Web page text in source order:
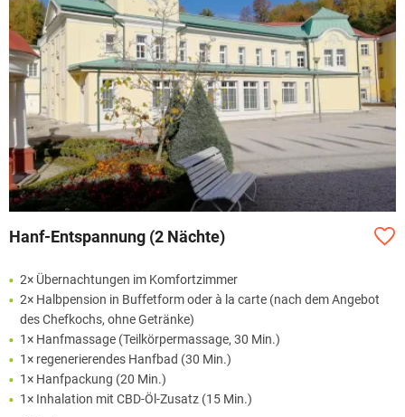
Hanf-Entspannung (2 Nächte)
2× Übernachtungen im Komfortzimmer
2× Halbpension in Buffetform oder à la carte (nach dem Angebot
des Chefkochs, ohne Getränke)
1× Hanfmassage (Teilkörpermassage, 30 Min.)
1× regenerierendes Hanfbad (30 Min.)
1× Hanfpackung (20 Min.)
1× Inhalation mit CBD-Öl-Zusatz (15 Min.)